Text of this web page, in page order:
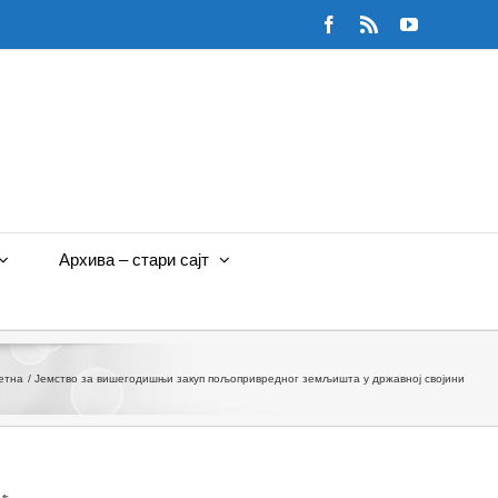
Facebook
Rss YouTube
Архива – стари сајт
Јемство за вишегодишњи закуп пољопривредног земљишта у државној својини